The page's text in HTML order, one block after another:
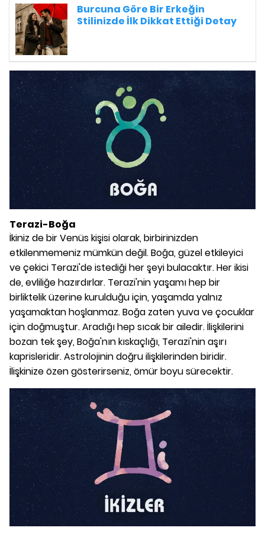
Burcuna Göre Bir Erkeğin
Stilinizde İlk Dikkat Ettiği Detay
Terazi-Boğa
İkiniz de bir Venüs kişisi olarak, birbirinizden
etkilenmemeniz mümkün değil. Boğa, güzel etkileyici
ve çekici Terazi'de istediği her şeyi bulacaktır. Her ikisi
de, evliliğe hazırdırlar. Terazi'nin yaşamı hep bir
birliktelik üzerine kurulduğu için, yaşamda yalnız
yaşamaktan hoşlanmaz. Boğa zaten yuva ve çocuklar
için doğmuştur. Aradığı hep sıcak bir ailedir. İlişkilerini
bozan tek şey, Boğa'nın kıskaçlığı, Terazi'nin aşırı
kaprisleridir. Astrolojinin doğru ilişkilerinden biridir.
İlişkinize özen gösterirseniz, ömür boyu sürecektir.